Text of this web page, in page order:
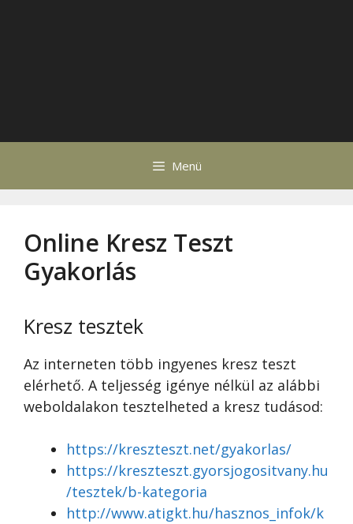
Menü
Online Kresz Teszt
Gyakorlás
Kresz tesztek
Az interneten több ingyenes kresz teszt
elérhető. A teljesség igénye nélkül az alábbi
weboldalakon tesztelheted a kresz tudásod:
https://kreszteszt.net/gyakorlas/
https://kreszteszt.gyorsjogositvany.hu
/tesztek/b-kategoria
http://www.atigkt.hu/hasznos_infok/k